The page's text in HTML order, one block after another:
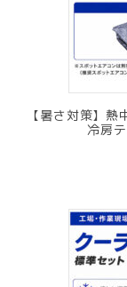
【暑さ対策】
冷房